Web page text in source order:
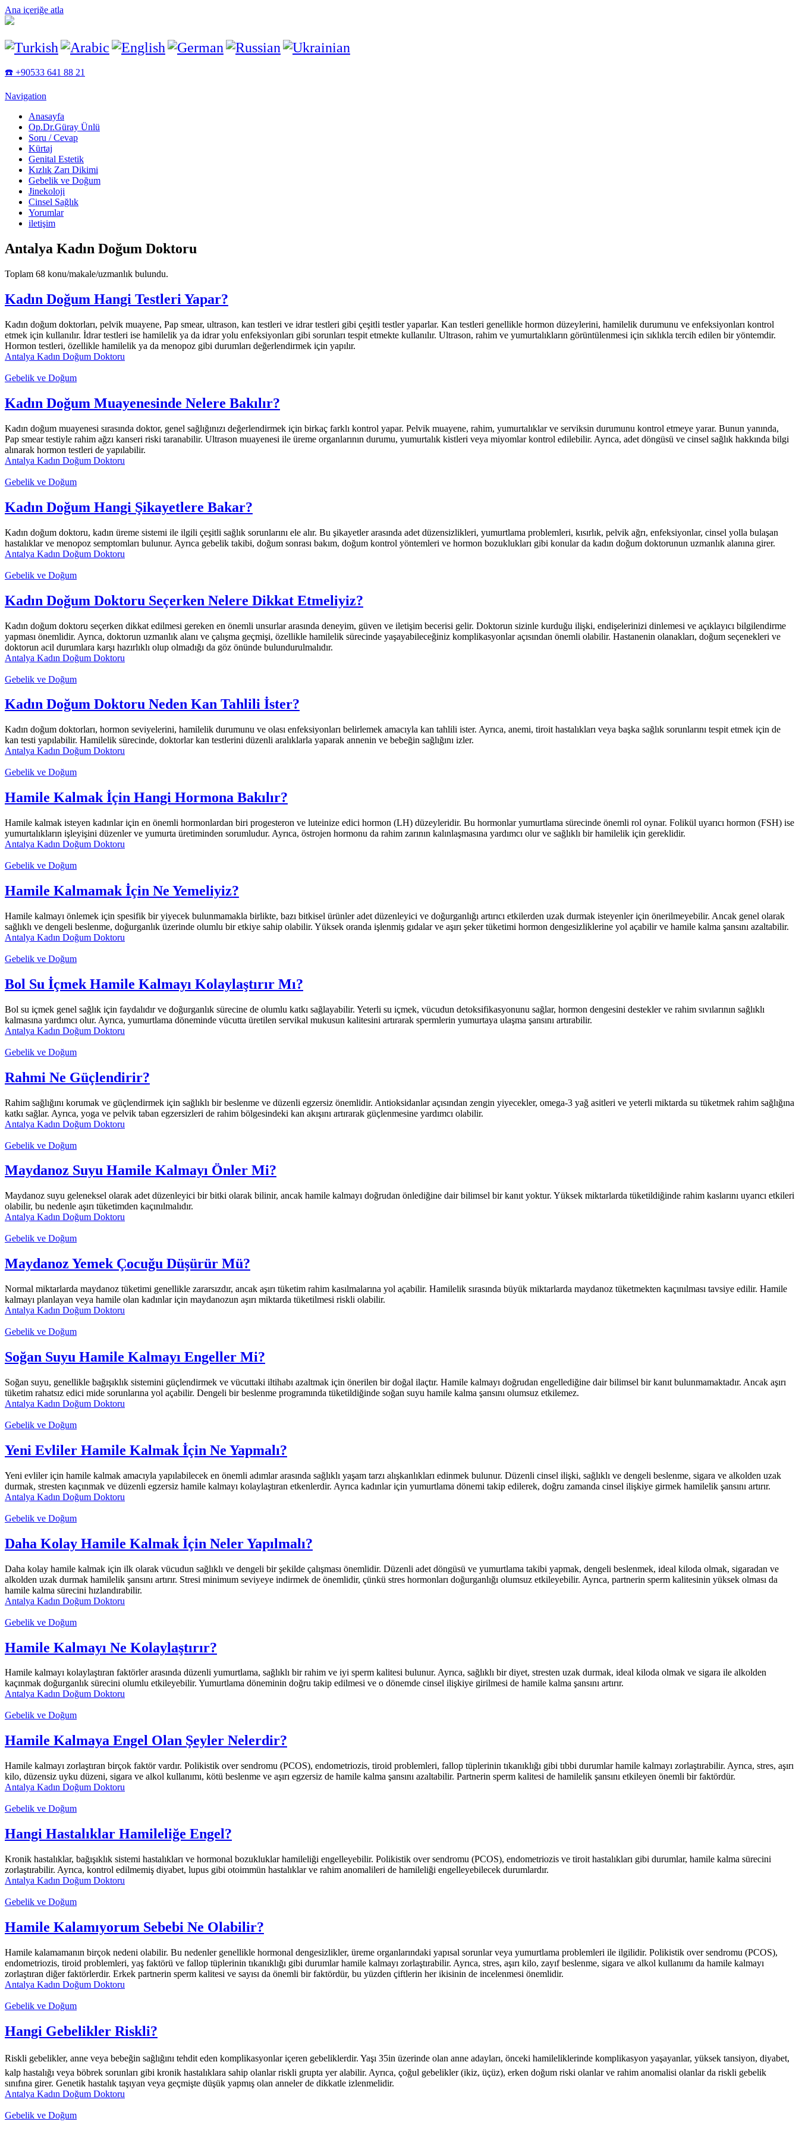
Ana içeriğe atla
☎️ +90533 641 88 21
Navigation
Anasayfa
Op.Dr.Güray Ünlü
Soru / Cevap
Kürtaj
Genital Estetik
Kızlık Zarı Dikimi
Gebelik ve Doğum
Jinekoloji
Cinsel Sağlık
Yorumlar
iletişim
Antalya Kadın Doğum Doktoru
Toplam 68 konu/makale/uzmanlık bulundu.
Kadın Doğum Hangi Testleri Yapar?
Kadın doğum doktorları, pelvik muayene, Pap smear, ultrason, kan testleri ve idrar testleri gibi çeşitli testler yaparlar. Kan testleri genellikle hormon düzeylerini, hamilelik durumunu ve enfeksiyonları kontrol
etmek için kullanılır. İdrar testleri ise hamilelik ya da idrar yolu enfeksiyonları gibi sorunları tespit etmekte kullanılır. Ultrason, rahim ve yumurtalıkların görüntülenmesi için sıklıkla tercih edilen bir yöntemdir.
Hormon testleri, özellikle hamilelik ya da menopoz gibi durumları değerlendirmek için yapılır.
Antalya Kadın Doğum Doktoru
Gebelik ve Doğum
Kadın Doğum Muayenesinde Nelere Bakılır?
Kadın doğum muayenesi sırasında doktor, genel sağlığınızı değerlendirmek için birkaç farklı kontrol yapar. Pelvik muayene, rahim, yumurtalıklar ve serviksin durumunu kontrol etmeye yarar. Bunun yanında,
Pap smear testiyle rahim ağzı kanseri riski taranabilir. Ultrason muayenesi ile üreme organlarının durumu, yumurtalık kistleri veya miyomlar kontrol edilebilir. Ayrıca, adet döngüsü ve cinsel sağlık hakkında bilgi
alınarak hormon testleri de yapılabilir.
Antalya Kadın Doğum Doktoru
Gebelik ve Doğum
Kadın Doğum Hangi Şikayetlere Bakar?
Kadın doğum doktoru, kadın üreme sistemi ile ilgili çeşitli sağlık sorunlarını ele alır. Bu şikayetler arasında adet düzensizlikleri, yumurtlama problemleri, kısırlık, pelvik ağrı, enfeksiyonlar, cinsel yolla bulaşan
hastalıklar ve menopoz semptomları bulunur. Ayrıca gebelik takibi, doğum sonrası bakım, doğum kontrol yöntemleri ve hormon bozuklukları gibi konular da kadın doğum doktorunun uzmanlık alanına girer.
Antalya Kadın Doğum Doktoru
Gebelik ve Doğum
Kadın Doğum Doktoru Seçerken Nelere Dikkat Etmeliyiz?
Kadın doğum doktoru seçerken dikkat edilmesi gereken en önemli unsurlar arasında deneyim, güven ve iletişim becerisi gelir. Doktorun sizinle kurduğu ilişki, endişelerinizi dinlemesi ve açıklayıcı bilgilendirme
yapması önemlidir. Ayrıca, doktorun uzmanlık alanı ve çalışma geçmişi, özellikle hamilelik sürecinde yaşayabileceğiniz komplikasyonlar açısından önemli olabilir. Hastanenin olanakları, doğum seçenekleri ve
doktorun acil durumlara karşı hazırlıklı olup olmadığı da göz önünde bulundurulmalıdır.
Antalya Kadın Doğum Doktoru
Gebelik ve Doğum
Kadın Doğum Doktoru Neden Kan Tahlili İster?
Kadın doğum doktorları, hormon seviyelerini, hamilelik durumunu ve olası enfeksiyonları belirlemek amacıyla kan tahlili ister. Ayrıca, anemi, tiroit hastalıkları veya başka sağlık sorunlarını tespit etmek için de
kan testi yapılabilir. Hamilelik sürecinde, doktorlar kan testlerini düzenli aralıklarla yaparak annenin ve bebeğin sağlığını izler.
Antalya Kadın Doğum Doktoru
Gebelik ve Doğum
Hamile Kalmak İçin Hangi Hormona Bakılır?
Hamile kalmak isteyen kadınlar için en önemli hormonlardan biri progesteron ve luteinize edici hormon (LH) düzeyleridir. Bu hormonlar yumurtlama sürecinde önemli rol oynar. Folikül uyarıcı hormon (FSH) ise
yumurtalıkların işleyişini düzenler ve yumurta üretiminden sorumludur. Ayrıca, östrojen hormonu da rahim zarının kalınlaşmasına yardımcı olur ve sağlıklı bir hamilelik için gereklidir.
Antalya Kadın Doğum Doktoru
Gebelik ve Doğum
Hamile Kalmamak İçin Ne Yemeliyiz?
Hamile kalmayı önlemek için spesifik bir yiyecek bulunmamakla birlikte, bazı bitkisel ürünler adet düzenleyici ve doğurganlığı artırıcı etkilerden uzak durmak isteyenler için önerilmeyebilir. Ancak genel olarak
sağlıklı ve dengeli beslenme, doğurganlık üzerinde olumlu bir etkiye sahip olabilir. Yüksek oranda işlenmiş gıdalar ve aşırı şeker tüketimi hormon dengesizliklerine yol açabilir ve hamile kalma şansını azaltabilir.
Antalya Kadın Doğum Doktoru
Gebelik ve Doğum
Bol Su İçmek Hamile Kalmayı Kolaylaştırır Mı?
Bol su içmek genel sağlık için faydalıdır ve doğurganlık sürecine de olumlu katkı sağlayabilir. Yeterli su içmek, vücudun detoksifikasyonunu sağlar, hormon dengesini destekler ve rahim sıvılarının sağlıklı
kalmasına yardımcı olur. Ayrıca, yumurtlama döneminde vücutta üretilen servikal mukusun kalitesini artırarak spermlerin yumurtaya ulaşma şansını artırabilir.
Antalya Kadın Doğum Doktoru
Gebelik ve Doğum
Rahmi Ne Güçlendirir?
Rahim sağlığını korumak ve güçlendirmek için sağlıklı bir beslenme ve düzenli egzersiz önemlidir. Antioksidanlar açısından zengin yiyecekler, omega-3 yağ asitleri ve yeterli miktarda su tüketmek rahim sağlığına
katkı sağlar. Ayrıca, yoga ve pelvik taban egzersizleri de rahim bölgesindeki kan akışını artırarak güçlenmesine yardımcı olabilir.
Antalya Kadın Doğum Doktoru
Gebelik ve Doğum
Maydanoz Suyu Hamile Kalmayı Önler Mi?
Maydanoz suyu geleneksel olarak adet düzenleyici bir bitki olarak bilinir, ancak hamile kalmayı doğrudan önlediğine dair bilimsel bir kanıt yoktur. Yüksek miktarlarda tüketildiğinde rahim kaslarını uyarıcı etkileri
olabilir, bu nedenle aşırı tüketimden kaçınılmalıdır.
Antalya Kadın Doğum Doktoru
Gebelik ve Doğum
Maydanoz Yemek Çocuğu Düşürür Mü?
Normal miktarlarda maydanoz tüketimi genellikle zararsızdır, ancak aşırı tüketim rahim kasılmalarına yol açabilir. Hamilelik sırasında büyük miktarlarda maydanoz tüketmekten kaçınılması tavsiye edilir. Hamile
kalmayı planlayan veya hamile olan kadınlar için maydanozun aşırı miktarda tüketilmesi riskli olabilir.
Antalya Kadın Doğum Doktoru
Gebelik ve Doğum
Soğan Suyu Hamile Kalmayı Engeller Mi?
Soğan suyu, genellikle bağışıklık sistemini güçlendirmek ve vücuttaki iltihabı azaltmak için önerilen bir doğal ilaçtır. Hamile kalmayı doğrudan engellediğine dair bilimsel bir kanıt bulunmamaktadır. Ancak aşırı
tüketim rahatsız edici mide sorunlarına yol açabilir. Dengeli bir beslenme programında tüketildiğinde soğan suyu hamile kalma şansını olumsuz etkilemez.
Antalya Kadın Doğum Doktoru
Gebelik ve Doğum
Yeni Evliler Hamile Kalmak İçin Ne Yapmalı?
Yeni evliler için hamile kalmak amacıyla yapılabilecek en önemli adımlar arasında sağlıklı yaşam tarzı alışkanlıkları edinmek bulunur. Düzenli cinsel ilişki, sağlıklı ve dengeli beslenme, sigara ve alkolden uzak
durmak, stresten kaçınmak ve düzenli egzersiz hamile kalmayı kolaylaştıran etkenlerdir. Ayrıca kadınlar için yumurtlama dönemi takip edilerek, doğru zamanda cinsel ilişkiye girmek hamilelik şansını artırır.
Antalya Kadın Doğum Doktoru
Gebelik ve Doğum
Daha Kolay Hamile Kalmak İçin Neler Yapılmalı?
Daha kolay hamile kalmak için ilk olarak vücudun sağlıklı ve dengeli bir şekilde çalışması önemlidir. Düzenli adet döngüsü ve yumurtlama takibi yapmak, dengeli beslenmek, ideal kiloda olmak, sigaradan ve
alkolden uzak durmak hamilelik şansını artırır. Stresi minimum seviyeye indirmek de önemlidir, çünkü stres hormonları doğurganlığı olumsuz etkileyebilir. Ayrıca, partnerin sperm kalitesinin yüksek olması da
hamile kalma sürecini hızlandırabilir.
Antalya Kadın Doğum Doktoru
Gebelik ve Doğum
Hamile Kalmayı Ne Kolaylaştırır?
Hamile kalmayı kolaylaştıran faktörler arasında düzenli yumurtlama, sağlıklı bir rahim ve iyi sperm kalitesi bulunur. Ayrıca, sağlıklı bir diyet, stresten uzak durmak, ideal kiloda olmak ve sigara ile alkolden
kaçınmak doğurganlık sürecini olumlu etkileyebilir. Yumurtlama döneminin doğru takip edilmesi ve o dönemde cinsel ilişkiye girilmesi de hamile kalma şansını artırır.
Antalya Kadın Doğum Doktoru
Gebelik ve Doğum
Hamile Kalmaya Engel Olan Şeyler Nelerdir?
Hamile kalmayı zorlaştıran birçok faktör vardır. Polikistik over sendromu (PCOS), endometriozis, tiroid problemleri, fallop tüplerinin tıkanıklığı gibi tıbbi durumlar hamile kalmayı zorlaştırabilir. Ayrıca, stres, aşırı
kilo, düzensiz uyku düzeni, sigara ve alkol kullanımı, kötü beslenme ve aşırı egzersiz de hamile kalma şansını azaltabilir. Partnerin sperm kalitesi de hamilelik şansını etkileyen önemli bir faktördür.
Antalya Kadın Doğum Doktoru
Gebelik ve Doğum
Hangi Hastalıklar Hamileliğe Engel?
Kronik hastalıklar, bağışıklık sistemi hastalıkları ve hormonal bozukluklar hamileliği engelleyebilir. Polikistik over sendromu (PCOS), endometriozis ve tiroit hastalıkları gibi durumlar, hamile kalma sürecini
zorlaştırabilir. Ayrıca, kontrol edilmemiş diyabet, lupus gibi otoimmün hastalıklar ve rahim anomalileri de hamileliği engelleyebilecek durumlardır.
Antalya Kadın Doğum Doktoru
Gebelik ve Doğum
Hamile Kalamıyorum Sebebi Ne Olabilir?
Hamile kalamamanın birçok nedeni olabilir. Bu nedenler genellikle hormonal dengesizlikler, üreme organlarındaki yapısal sorunlar veya yumurtlama problemleri ile ilgilidir. Polikistik over sendromu (PCOS),
endometriozis, tiroid problemleri, yaş faktörü ve fallop tüplerinin tıkanıklığı gibi durumlar hamile kalmayı zorlaştırabilir. Ayrıca, stres, aşırı kilo, zayıf beslenme, sigara ve alkol kullanımı da hamile kalmayı
zorlaştıran diğer faktörlerdir. Erkek partnerin sperm kalitesi ve sayısı da önemli bir faktördür, bu yüzden çiftlerin her ikisinin de incelenmesi önemlidir.
Antalya Kadın Doğum Doktoru
Gebelik ve Doğum
Hangi Gebelikler Riskli?
Riskli gebelikler, anne veya bebeğin sağlığını tehdit eden komplikasyonlar içeren gebeliklerdir. Yaşı 35in üzerinde olan anne adayları, önceki hamileliklerinde komplikasyon yaşayanlar, yüksek tansiyon, diyabet,
kalp hastalığı veya böbrek sorunları gibi kronik hastalıklara sahip olanlar riskli grupta yer alabilir. Ayrıca, çoğul gebelikler (ikiz, üçüz), erken doğum riski olanlar ve rahim anomalisi olanlar da riskli gebelik
sınıfına girer. Genetik hastalık taşıyan veya geçmişte düşük yapmış olan anneler de dikkatle izlenmelidir.
Antalya Kadın Doğum Doktoru
Gebelik ve Doğum